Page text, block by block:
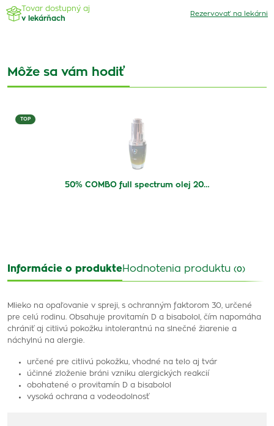
Tovar dostupný aj
v lekárňach
Rezervovať na lekárni
Môže sa vám hodiť
TOP
50% COMBO full spectrum olej 20…
Informácie o produkteHodnotenia produktu (0)
Mlieko na opaľovanie v spreji, s ochranným faktorom 30, určené
pre celú rodinu. Obsahuje provitamín D a bisabolol, čím napomáha
chrániť aj citlivú pokožku intolerantnú na slnečné žiarenie a
náchylnú na alergie.
určené pre citlivú pokožku, vhodné na telo aj tvár
účinné zloženie bráni vzniku alergických reakcií
obohatené o provitamín D a bisabolol
vysoká ochrana a vodeodolnosť